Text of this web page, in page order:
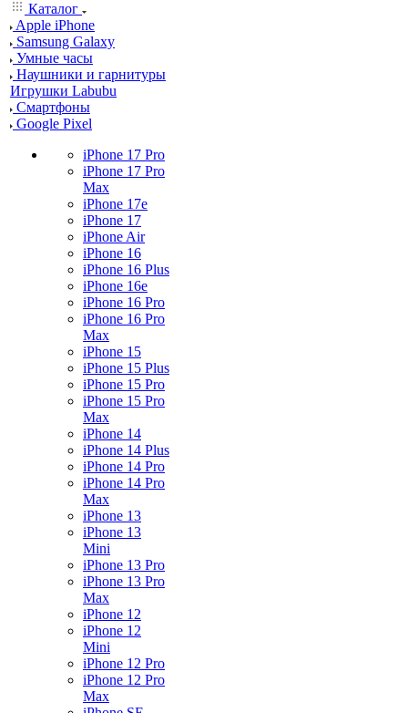
Каталог
Apple iPhone
Samsung Galaxy
Умные часы
Наушники и гарнитуры
Игрушки Labubu
Смартфоны
Google Pixel
iPhone 17 Pro
iPhone 17 Pro
Max
iPhone 17e
iPhone 17
iPhone Air
iPhone 16
iPhone 16 Plus
iPhone 16e
iPhone 16 Pro
iPhone 16 Pro
Max
iPhone 15
iPhone 15 Plus
iPhone 15 Pro
iPhone 15 Pro
Max
iPhone 14
iPhone 14 Plus
iPhone 14 Pro
iPhone 14 Pro
Max
iPhone 13
iPhone 13
Mini
iPhone 13 Pro
iPhone 13 Pro
Max
iPhone 12
iPhone 12
Mini
iPhone 12 Pro
iPhone 12 Pro
Max